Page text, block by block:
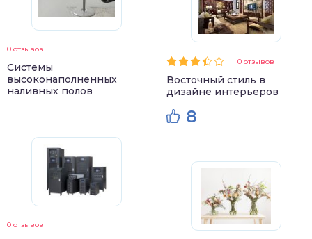
0 отзывов
Системы
высоконаполненных
наливных полов
0 отзывов
0 отзывов
Восточный стиль в
дизайне интерьеров
8